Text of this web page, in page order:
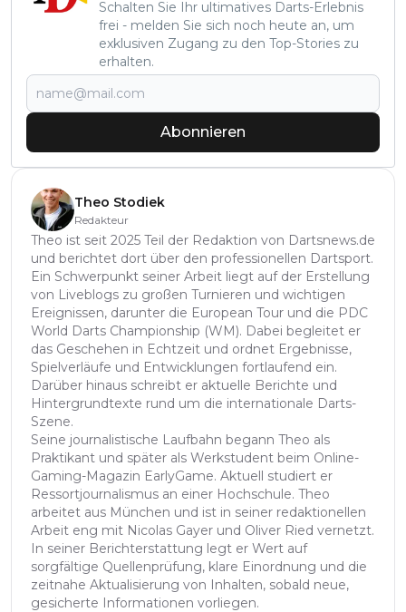
Schalten Sie Ihr ultimatives Darts-Erlebnis
frei - melden Sie sich noch heute an, um
exklusiven Zugang zu den Top-Stories zu
erhalten.
Abonnieren
Theo Stodiek
Redakteur
Theo ist seit 2025 Teil der Redaktion von Dartsnews.de
und berichtet dort über den professionellen Dartsport.
Ein Schwerpunkt seiner Arbeit liegt auf der Erstellung
von Liveblogs zu großen Turnieren und wichtigen
Ereignissen, darunter die European Tour und die PDC
World Darts Championship (WM). Dabei begleitet er
das Geschehen in Echtzeit und ordnet Ergebnisse,
Spielverläufe und Entwicklungen fortlaufend ein.
Darüber hinaus schreibt er aktuelle Berichte und
Hintergrundtexte rund um die internationale Darts-
Szene.
Seine journalistische Laufbahn begann Theo als
Praktikant und später als Werkstudent beim Online-
Gaming-Magazin EarlyGame. Aktuell studiert er
Ressortjournalismus an einer Hochschule. Theo
arbeitet aus München und ist in seiner redaktionellen
Arbeit eng mit Nicolas Gayer und Oliver Ried vernetzt.
In seiner Berichterstattung legt er Wert auf
sorgfältige Quellenprüfung, klare Einordnung und die
zeitnahe Aktualisierung von Inhalten, sobald neue,
gesicherte Informationen vorliegen.